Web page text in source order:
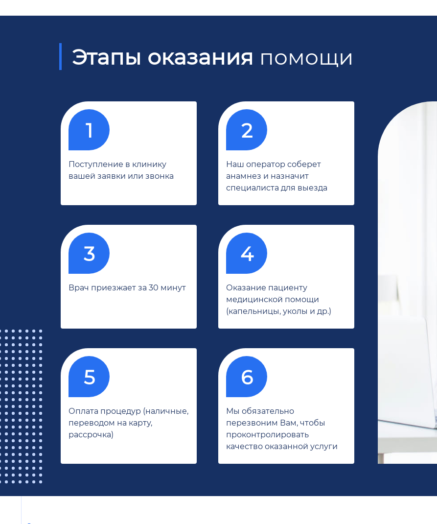
Этапы оказания помощи
Поступление в клинику
вашей заявки или звонка
Наш оператор соберет
анамнез и назначит
специалиста для выезда
Врач приезжает за 30 минут
Оказание пациенту
медицинской помощи
(капельницы, уколы и др.)
Оплата процедур (наличные,
переводом на карту,
рассрочка)
Мы обязательно
перезвоним Вам, чтобы
проконтролировать
качество оказанной услуги